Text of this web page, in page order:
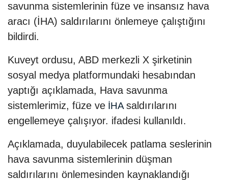
savunma sistemlerinin füze ve insansız hava
aracı (İHA) saldırılarını önlemeye çalıştığını
bildirdi.
Kuveyt ordusu, ABD merkezli X şirketinin
sosyal medya platformundaki hesabından
yaptığı açıklamada, Hava savunma
sistemlerimiz, füze ve İHAsaldırılarını
engellemeye çalışıyor. ifadesi kullanıldı.
Açıklamada, duyulabilecek patlama seslerinin
hava savunma sistemlerinin düşman
saldırılarını önlemesinden kaynaklandığı